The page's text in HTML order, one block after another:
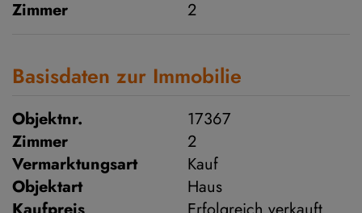
Zimmer 2
Basisdaten zur Immobilie
Objektnr.
17367
Zimmer
2
Vermarktungsart
Kauf
Objektart
Haus